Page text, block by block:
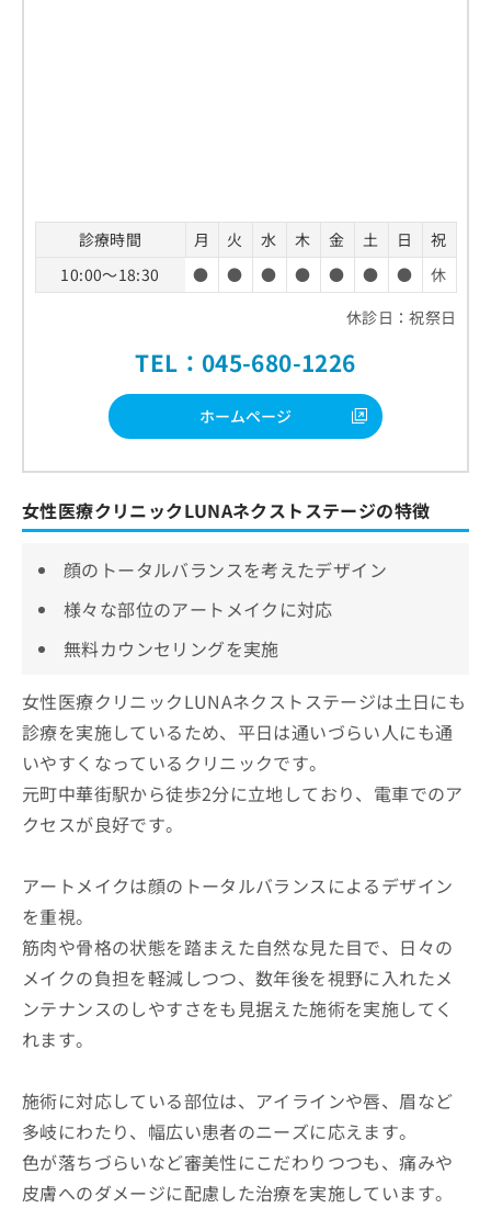
診療時間 月 火 水 木 金 土 日
祝
10:00～18:30
● ● ● ● ● ● ●
休
休診日：祝祭日
TEL：045-680-1226
ホームページ
女性医療クリニックLUNAネクストステージの特徴
顔のトータルバランスを考えたデザイン
様々な部位のアートメイクに対応
無料カウンセリングを実施
女性医療クリニックLUNAネクストステージは土日にも
診療を実施しているため、平日は通いづらい人にも通
いやすくなっているクリニックです。
元町中華街駅から徒歩2分に立地しており、電車でのア
クセスが良好です。
アートメイクは顔のトータルバランスによるデザイン
を重視。
筋肉や骨格の状態を踏まえた自然な見た目で、日々の
メイクの負担を軽減しつつ、数年後を視野に入れたメ
ンテナンスのしやすさをも見据えた施術を実施してく
れます。
施術に対応している部位は、アイラインや唇、眉など
多岐にわたり、幅広い患者のニーズに応えます。
色が落ちづらいなど審美性にこだわりつつも、痛みや
皮膚へのダメージに配慮した治療を実施しています。